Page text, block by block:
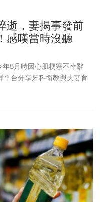
逝，妻揭事發前
感嘆當時沒聽
5月時因心肌梗塞不幸辭
平台分享牙科衛教與夫妻育
常。同為牙醫師的妻子葉
許多人以為「身體撐得住
巨大負擔。